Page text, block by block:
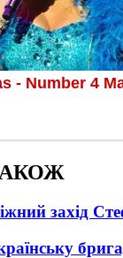
захід